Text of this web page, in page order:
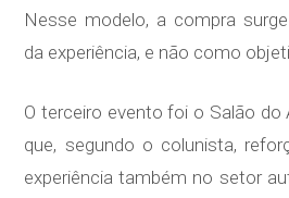
Nesse modelo, a compra
da experiência, e não como
O terceiro evento foi o Salão
que, segundo o colunista,
experiência também no setor